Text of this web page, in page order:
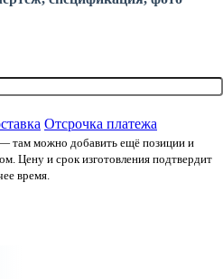
Отсрочка платежа
там можно добавить ещё позиции и
Цену и срок изготовления подтвердит
время.